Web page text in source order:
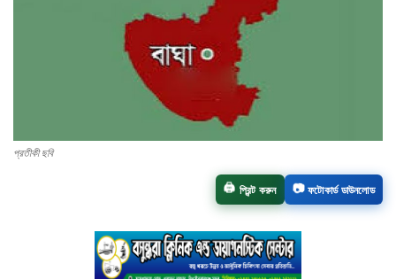
রাজশাহী বিভাগ
প্রতীকী ছবি
🖨️ প্রিন্ট করুন 📷ফটোকার্ড ডাউনলোড